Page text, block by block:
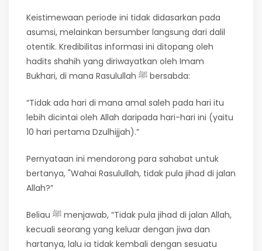
Keistimewaan periode ini tidak didasarkan pada
asumsi, melainkan bersumber langsung dari dalil
otentik. Kredibilitas informasi ini ditopang oleh
hadits shahih yang diriwayatkan oleh Imam
Bukhari, di mana Rasulullah ﷺ bersabda:
“Tidak ada hari di mana amal saleh pada hari itu
lebih dicintai oleh Allah daripada hari-hari ini (yaitu
10 hari pertama Dzulhijjah).”
Pernyataan ini mendorong para sahabat untuk
bertanya, "Wahai Rasulullah, tidak pula jihad di jalan
Allah?”
Beliau ﷺ menjawab, “Tidak pula jihad di jalan Allah,
kecuali seorang yang keluar dengan jiwa dan
hartanya, lalu ia tidak kembali dengan sesuatu